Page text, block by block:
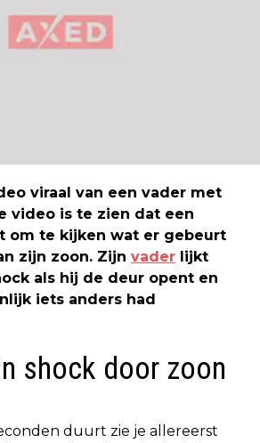
viraal van een vader met
video is te zien dat een
om te kijken wat er gebeurt
zijn zoon. Zijn vader lijkt
als hij de deur opent en
iets anders had
shock door zoon
duurt zie je allereerst